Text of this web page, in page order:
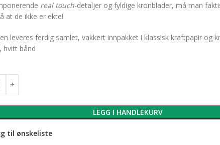
real touch-detaljer og fyldige kronblader, må man
at de ikke er ekte!
leveres ferdig samlet, vakkert innpakket i klassisk kraftpapir og
hvitt bånd
LEGG I HANDLEKURV
til ønskeliste